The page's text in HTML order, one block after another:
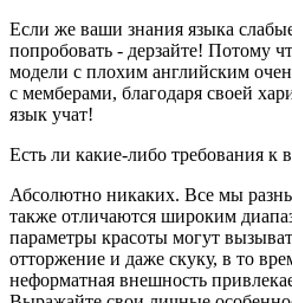
Если же ваши знания языка
попробовать - дерзайте! Потому
модели с плохим английским
с мемберами, благодаря своей
язык учат!
Есть ли какие-либо требования к
Абсолютно никаких. Все мы
также отличаются широким
параметры красоты могут
отторжение и даже скуку, в то
неформатная внешность